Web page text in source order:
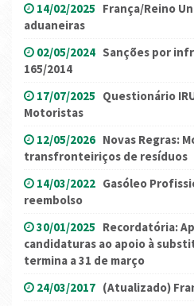
14/02/2025 França/Reino
aduaneiras
02/05/2024 Sanções por
165/2014
17/07/2025 Questionário
Motoristas
12/05/2026 Novas Regras:
transfronteiriços de resíduos
14/03/2022 Gasóleo
reembolso
30/01/2025 Recordatória:
candidaturas ao apoio à
termina a 31 de março
24/03/2017 (Atualizado)